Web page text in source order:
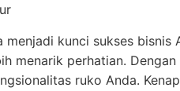
kunci sukses
menarik perhatian.
ruko Anda.